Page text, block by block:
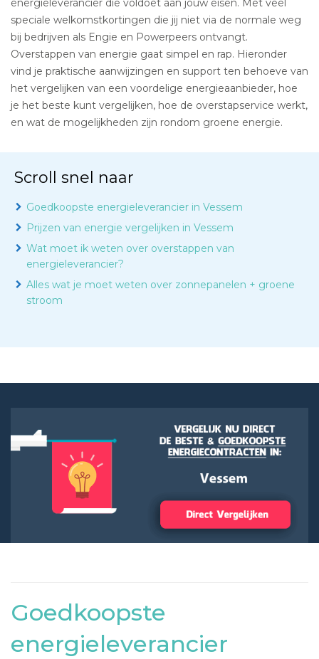
energieleverancier die voldoet aan jouw eisen. Met veel
speciale welkomstkortingen die jij niet via de normale weg
bij bedrijven als Engie en Powerpeers ontvangt.
Overstappen van energie gaat simpel en rap. Hieronder
vind je praktische aanwijzingen en support ten behoeve van
het vergelijken van een voordelige energieaanbieder, hoe
je het beste kunt vergelijken, hoe de overstapservice werkt,
en wat de mogelijkheden zijn rondom groene energie.
Scroll snel naar
Goedkoopste energieleverancier in Vessem
Prijzen van energie vergelijken in Vessem
Wat moet ik weten over overstappen van
energieleverancier?
Alles wat je moet weten over zonnepanelen + groene
stroom
Goedkoopste
energieleverancier